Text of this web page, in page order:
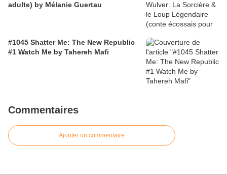
adulte) by Mélanie Guertau
#1045 Shatter Me: The New Republic
#1 Watch Me by Tahereh Mafi
Commentaires
Ajouter un commentaire